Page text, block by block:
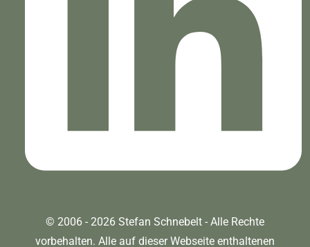
© 2006 - 2026 Stefan Schnebelt - Alle Rechte
vorbehalten. Alle auf dieser Webseite enthaltenen